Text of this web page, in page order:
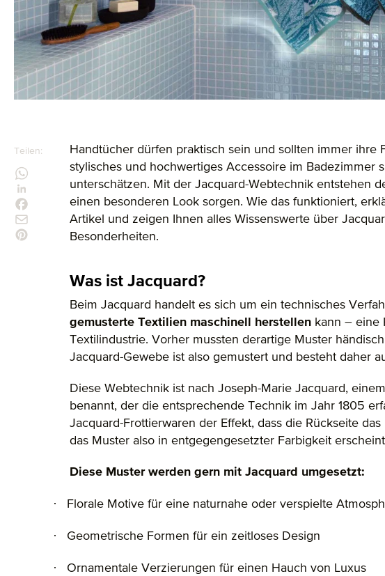
Teilen:
Handtücher dürfen praktisch sein und sollten immer ihre
stylisches und hochwertiges Accessoire im Badezimmer
unterschätzen. Mit der Jacquard-Webtechnik entstehen
einen besonderen Look sorgen. Wie das funktioniert,
Artikel und zeigen Ihnen alles Wissenswerte über
Besonderheiten.
Was ist Jacquard?
Beim Jacquard handelt es sich um ein technisches
gemusterte Textilien maschinell herstellen kann – eine
Textilindustrie. Vorher mussten derartige Muster
Jacquard-Gewebe ist also gemustert und besteht daher
Diese Webtechnik ist nach Joseph-Marie Jacquard,
benannt, der die entsprechende Technik im Jahr 1805
Jacquard-Frottierwaren der Effekt, dass die Rückseite
das Muster also in entgegengesetzter Farbigkeit
Diese Muster werden gern mit Jacquard umgesetzt:
· Florale Motive für eine naturnahe oder verspielte
· Geometrische Formen für ein zeitloses Design
· Ornamentale Verzierungen für einen Hauch von Luxus